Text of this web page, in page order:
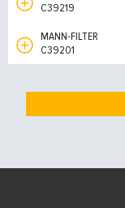
C39219
MANN-FILTER
C39201